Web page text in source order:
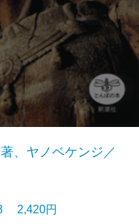
、ヤノベケンジ／
3 2,420円